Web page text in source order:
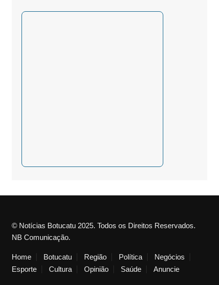
© Notícias Botucatu 2025. Todos os Direitos Reservados.
NB Comunicação.
Home Botucatu Região Política
Negócios
Esporte
Cultura Opinião Saúde Anuncie